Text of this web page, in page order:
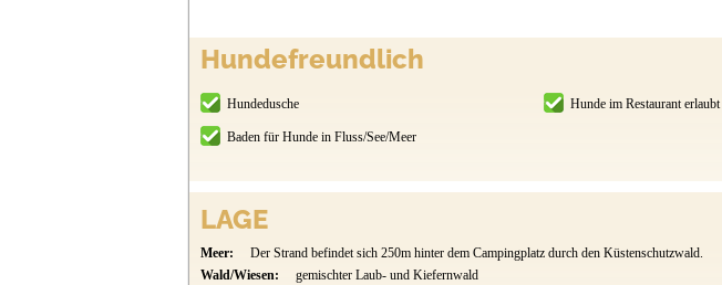
Hundefreundlich
Hundedusche Hunde im Restaurant erlaubt
Baden für Hunde in Fluss/See/Meer
LAGE
Meer: Der Strand befindet sich 250m hinter dem Campingplatz durch den Küstenschutzwald.
Wald/Wiesen:
gemischter Laub- und Kiefernwald